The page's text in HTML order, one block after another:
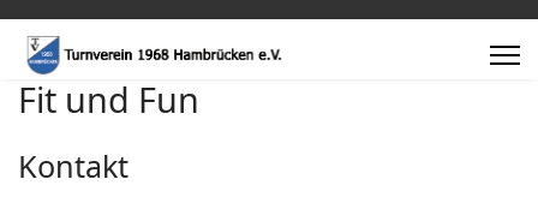
Fit und Fun
Kontakt